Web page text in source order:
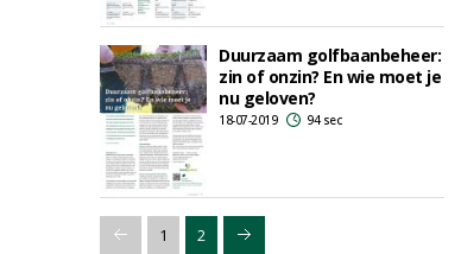
Duurzaam golfbaanbeheer:
zin of onzin? En wie moet je
nu geloven?
18-07-2019 94 sec
1 2